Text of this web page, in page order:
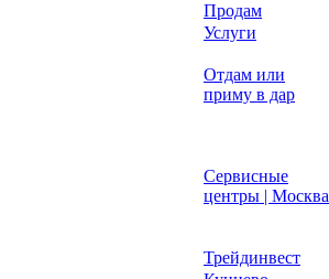
Продам
Услуги
Отдам или
приму в дар
Сервисные
центры | Москва
Трейдинвест